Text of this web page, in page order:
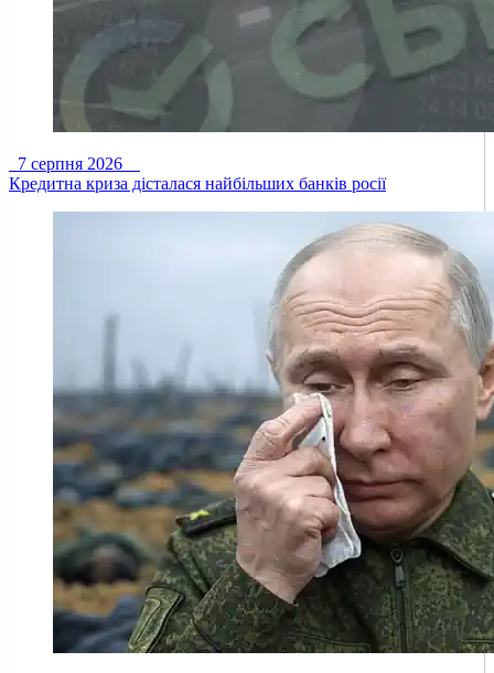
7 серпня 2026
Кредитна криза дісталася найбільших банків росії